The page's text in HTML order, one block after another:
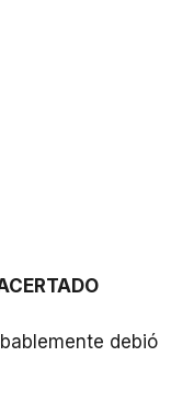
debió